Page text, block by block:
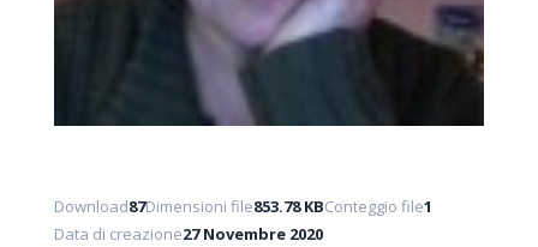
Download87Dimensioni file853.78 KBConteggio file1
Data di creazione27 Novembre 2020